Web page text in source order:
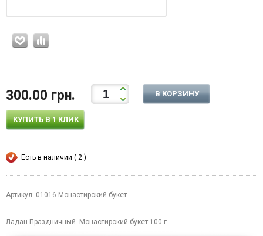
300.00 грн. В КОРЗИНУ
КУПИТЬ В 1 КЛИК
Есть в наличии ( 2 )
Артикул: 01016-Монастирский букет
Ладан Праздничный Монастирский букет 100 г